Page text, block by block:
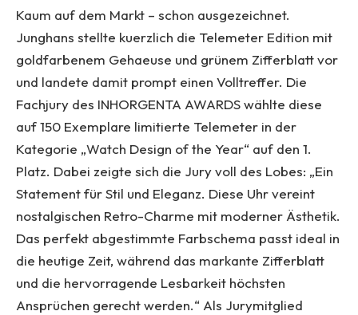
Kaum auf dem Markt – schon ausgezeichnet.
Junghans stellte kuerzlich die Telemeter Edition mit
goldfarbenem Gehaeuse und grünem Zifferblatt vor
und landete damit prompt einen Volltreffer. Die
Fachjury des INHORGENTA AWARDS wählte diese
auf 150 Exemplare limitierte Telemeter in der
Kategorie „Watch Design of the Year“ auf den 1.
Platz. Dabei zeigte sich die Jury voll des Lobes: „Ein
Statement für Stil und Eleganz. Diese Uhr vereint
nostalgischen Retro-Charme mit moderner Ästhetik.
Das perfekt abgestimmte Farbschema passt ideal in
die heutige Zeit, während das markante Zifferblatt
und die hervorragende Lesbarkeit höchsten
Ansprüchen gerecht werden.“ Als Jurymitglied